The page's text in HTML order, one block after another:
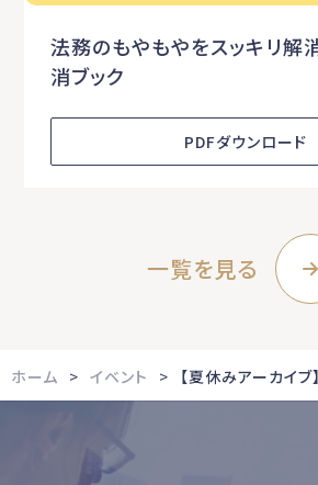
法務のもやもやをスッキリ解
消ブック
PDFダウンロード
一覧を見る
ホーム イベント